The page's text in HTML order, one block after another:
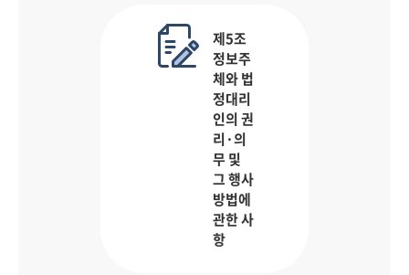
제5조
정보주
체와 법
정대리
인의 권
리·의
무 및
그 행사
방법에
관한 사
항